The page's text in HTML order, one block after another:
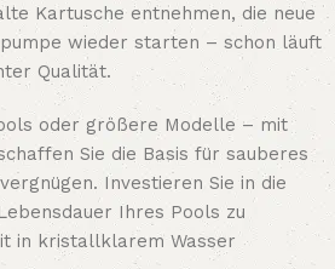
Kartusche entnehmen, die neue
wieder starten – schon läuft
Qualität.
oder größere Modelle – mit
Sie die Basis für sauberes
Investieren Sie in die
Ihres Pools zu
in kristallklarem Wasser